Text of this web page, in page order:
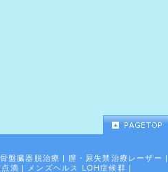
盤臓器脱治療 | 膣・尿失禁治療レーザー |
滴 | メンズヘルス LOH症候群 |